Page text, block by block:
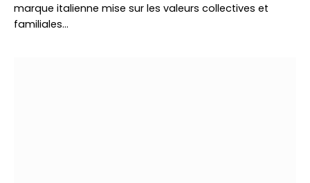
marque italienne mise sur les valeurs collectives et
familiales…